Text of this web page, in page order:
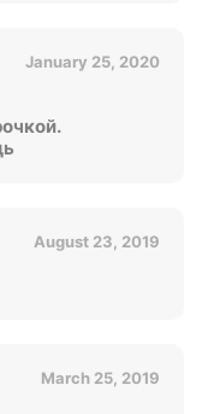
January 25, 2020
August 23, 2019
March 25, 2019